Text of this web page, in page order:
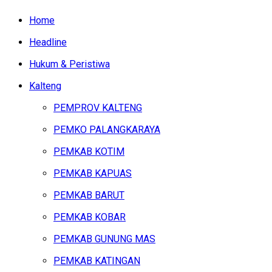
Home
Headline
Hukum & Peristiwa
Kalteng
PEMPROV KALTENG
PEMKO PALANGKARAYA
PEMKAB KOTIM
PEMKAB KAPUAS
PEMKAB BARUT
PEMKAB KOBAR
PEMKAB GUNUNG MAS
PEMKAB KATINGAN